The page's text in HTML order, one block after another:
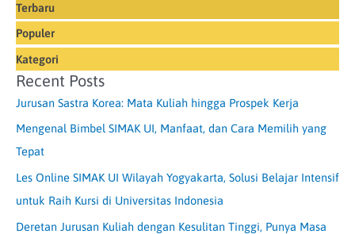
Terbaru
Populer
Kategori
Recent Posts
Jurusan Sastra Korea: Mata Kuliah hingga Prospek Kerja
Mengenal Bimbel SIMAK UI, Manfaat, dan Cara Memilih yang
Tepat
Les Online SIMAK UI Wilayah Yogyakarta, Solusi Belajar Intensif
untuk Raih Kursi di Universitas Indonesia
Deretan Jurusan Kuliah dengan Kesulitan Tinggi, Punya Masa